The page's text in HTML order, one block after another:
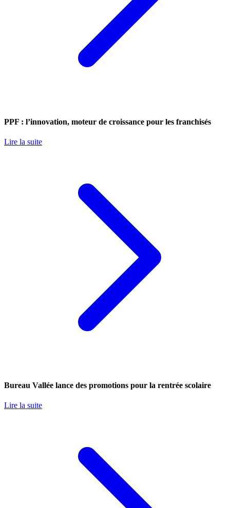
PPF : l’innovation, moteur de croissance pour les franchisés
Lire la suite
Bureau Vallée lance des promotions pour la rentrée scolaire
Lire la suite